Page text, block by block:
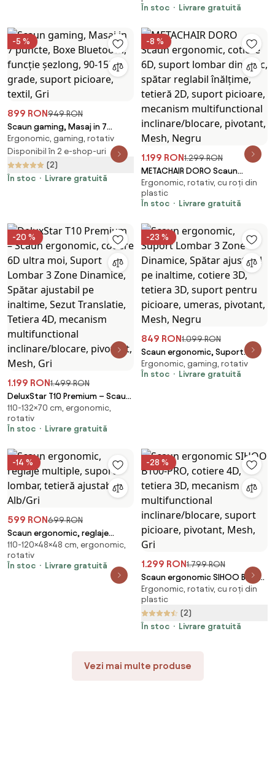
Curbat Finisaj Nuc, Funcție de
Bază din Aluminiu, Negru
În stoc
Livrare gratuită
-5 %
899 RON949 RON
Scaun gaming, Masaj in 7
puncte, Boxe Bluetooth,
funcție șezlong, 90-155 grade,
suport picioare, textil, Gri
Ergonomic, gaming, rotativ
Disponibil în 2 e-shop-uri
(2)
În stoc
Livrare gratuită
-8 %
1.199 RON1.299 RON
METACHAIR DORO Scaun
ergonomic, cotiere 6D, suport
lombar dinamic, spătar reglabil
înălțime, tetieră 2D, suport
multifunctional
inclinare/blocare, pivotant,
Mesh, Negru
Ergonomic, rotativ, cu roți din
plastic
În stoc
Livrare gratuită
-20 %
1.199 RON1.499 RON
DeluxStar T10 Premium – Scaun
ergonomic, cotiere 6D ultra
moi, Suport Lombar 3 Zone
Dinamice, Spătar ajustabil pe
Tetiera 4D, mecanism
multifunctional
inclinare/blocare, pivotant,
Mesh, Gri
110-132×70 cm, ergonomic,
rotativ
În stoc
Livrare gratuită
-23 %
849 RON1.099 RON
Scaun ergonomic, Suport
Lombar 3 Zone Dinamice,
Spătar ajustabil pe inaltime,
Ergonomic, gaming, rotativ
În stoc
Livrare gratuită
-14 %
599 RON699 RON
Scaun ergonomic, reglaje
multiple, suport lombar, tetieră
ajustabilă, Alb/Gri
110-120×48×48 cm, ergonomic,
rotativ
În stoc
Livrare gratuită
-28 %
1.299 RON1.799 RON
Scaun ergonomic SIHOO B100-
PRO, cotiere 4D, tetiera 3D,
mecanism multifunctional
inclinare/blocare, suport
picioare, pivotant, Mesh, Gri
Ergonomic, rotativ, cu roți din
plastic
(2)
În stoc
Livrare gratuită
Vezi mai multe produse